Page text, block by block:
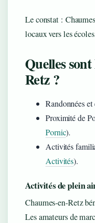
Le constat :
locaux vers les
Quelles
Retz ?
Randonnées et
Proximité de
Pornic).
Activités
Activités).
Activités de plein
Chaumes-en-Retz
Les amateurs de